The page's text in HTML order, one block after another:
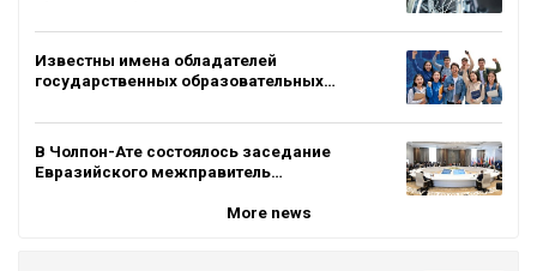
Известны имена обладателей
государственных образовательных…
В Чолпон-Ате состоялось заседание
Евразийского межправитель…
More news